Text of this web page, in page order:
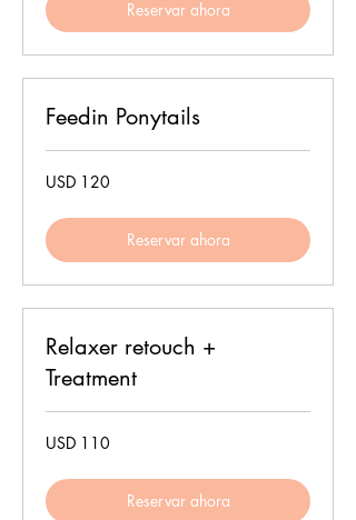
Reservar ahora
Feedin Ponytails
120
dólares
USD 120
Reservar ahora
Relaxer retouch +
Treatment
110
dólares
USD 110
Reservar ahora